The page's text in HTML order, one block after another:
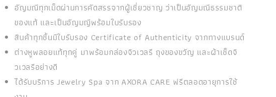
อัญมณีทุกเม็ดผ่านการคัดสรรจากผู้เชี่ยวชาญ ว่าเป็นอัญมณีธรรมชาติ
ของแท้ และเป็นอัญมญีพร้อมใบรับรอง
สินค้าทุกชิ้นมีใบรับรอง Certificate of Authenticity จากทางแบรนด์
ต่างหูพลอยแท้ทุกคู่ มาพร้อมกล่องจิวเวลรี ถุงของขวัญ และผ้าเช็ดจิ
วเวลรีอย่างดี
ได้รับบริการ Jewelry Spa จาก AXORA CARE ฟรีตลอดอายุการใช้